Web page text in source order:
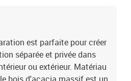
est parfaite pour créer
séparée et privée dans
ou extérieur. Matériau